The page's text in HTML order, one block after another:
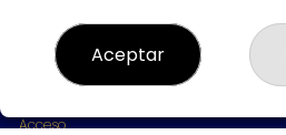
Resultados
Contacto
Empresas
Acceso
Aceptar